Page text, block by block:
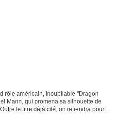
rôle américain, inoubliable "Dragon
Mann, qui promena sa silhouette de
le titre déjà cité, on retiendra pour